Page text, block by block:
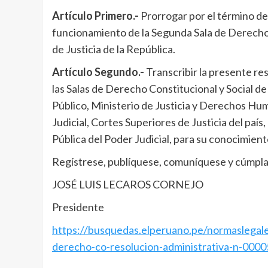
Artículo Primero.- Prorrogar por el término
funcionamiento de la Segunda Sala de
de Justicia de la República.
Artículo Segundo.- Transcribir la presente
las Salas de Derecho Constitucional y Social
Público, Ministerio de Justicia y Derechos
Judicial, Cortes Superiores de Justicia del
Pública del Poder Judicial, para su
Regístrese, publíquese, comuníquese y
JOSÉ LUIS LECAROS CORNEJO
Presidente
https://busquedas.elperuano.pe/
derecho-co-resolucion-administrativa-n-